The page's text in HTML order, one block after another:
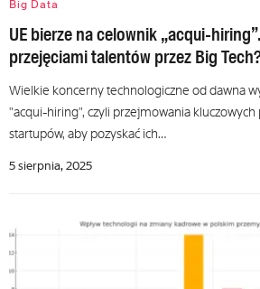
Big Data
UE bierze na celownik „acqui-
przejęciami talentów przez Big
Wielkie koncerny technologiczne od dawna
"acqui-hiring", czyli przejmowania kluczowych
startupów, aby pozyskać ich…
5 sierpnia, 2025